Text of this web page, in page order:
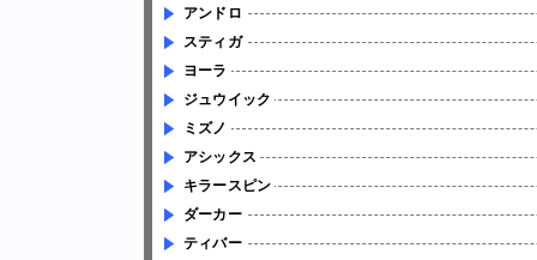
アンドロ
スティガ
ヨーラ
ジュウイック
ミズノ
アシックス
キラースピン
ダーカー
ティバー